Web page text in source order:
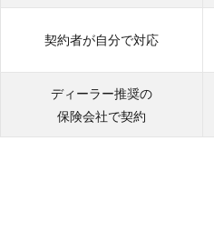
契約者が自分で対応
ディーラー推奨の
保険会社で契約